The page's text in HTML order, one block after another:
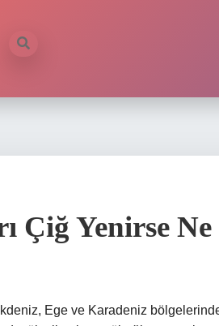
Çiğ Yenirse
Ege ve Karadeniz